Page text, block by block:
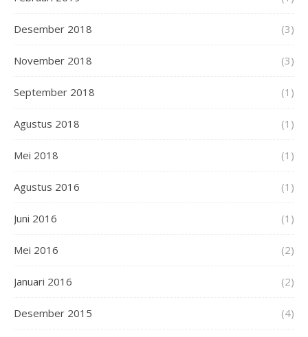
Desember 2018 (3)
November 2018 (3)
September 2018 (1)
Agustus 2018 (1)
Mei 2018 (1)
Agustus 2016 (1)
Juni 2016 (1)
Mei 2016 (2)
Januari 2016 (2)
Desember 2015 (4)